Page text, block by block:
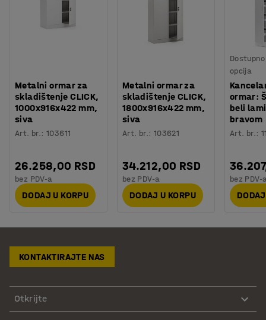
Metalni ormar za
skladištenje CLICK,
1000x916x422 mm,
siva
Art. br.:103611
26.258,00 RSD
bez PDV-a
DODAJ U KORPU
Metalni ormar za
skladištenje CLICK,
1800x916x422 mm,
siva
Art. br.: 103621
34.212,00 RSD
bez PDV-a
DODAJ U KORPU
opcija
ormar:
beli
bravom
Art. br.:
bez PDV-
KONTAKTIRAJTE NAS
Otkrijte